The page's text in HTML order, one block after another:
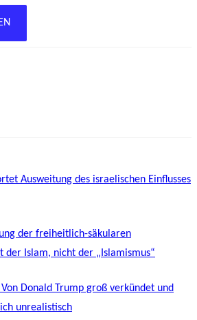
Ausweitung des israelischen Einflusses
der freiheitlich-säkularen
der Islam, nicht der „Islamismus“
Von Donald Trump groß verkündet und
unrealistisch